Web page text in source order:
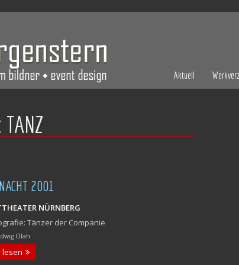
Aktuell
TANZ
2001
NÜRNBERG
Tänzer der Companie
Olah
lesen